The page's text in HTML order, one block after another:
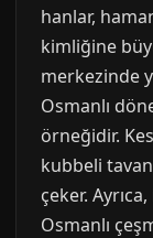
hanlar,
kimliğine
merkezinde
Osmanlı
örneğidir.
kubbeli
çeker.
Osmanlı